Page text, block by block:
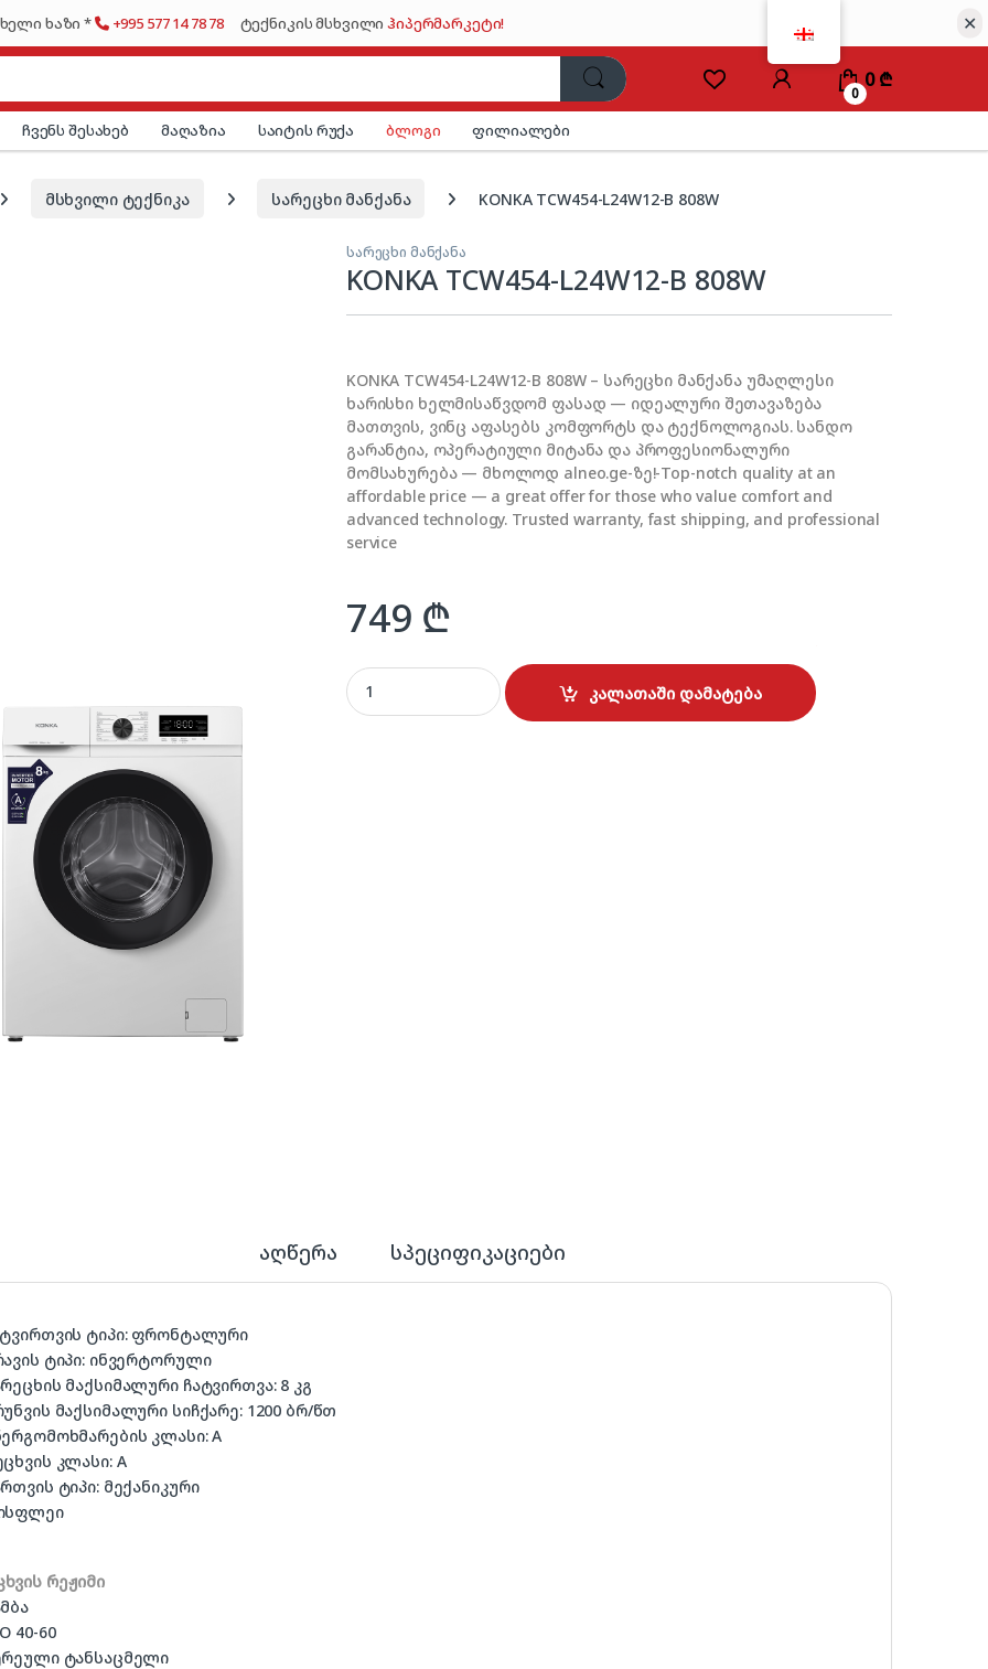
ხაზი * +995 577 14 78 78 ტექნიკის მსხვილიჰიპერმარკეტი! ✕
0
0₾
ჩვენს შესახებ მაღაზია საიტის რუქა ბლოგი ფილიალები
მსხვილი ტექნიკა სარეცხი მანქანა KONKA TCW454-L24W12-B 808W
სარეცხი მანქანა
KONKA TCW454-L24W12-B 808W
KONKA TCW454-L24W12-B 808W – სარეცხი მანქანა უმაღლესი
ხარისხი ხელმისაწვდომ ფასად — იდეალური შეთავაზება
მათთვის, ვინც აფასებს კომფორტს და ტექნოლოგიას. სანდო
გარანტია, ოპერატიული მიტანა და პროფესიონალური
მომსახურება — მხოლოდ alneo.ge-ზე!-Top-notch quality at an
affordable price — a great offer for those who value comfort and
advanced technology. Trusted warranty, fast shipping, and professional
service
749 ₾
KONKA TCW454-L24W12-B 808W quantity
კალათაში დამატება
აღწერა სპეციფიკაციები
ტიპი: ფრონტალური
ტიპი: ინვერტორული
მაქსიმალური ჩატვირთვა: 8 კგ
მაქსიმალური სიჩქარე: 1200 ბრ/წთ
კლასი: A
კლასი: A
ტიპი: მექანიკური
რეჟიმი
40-60
ტანსაცმელი